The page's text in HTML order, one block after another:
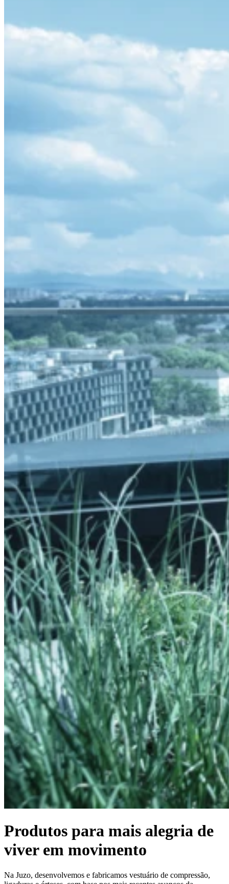
Produtos para mais alegria de
viver em movimento
Na Juzo, desenvolvemos e fabricamos vestuário de compressão,